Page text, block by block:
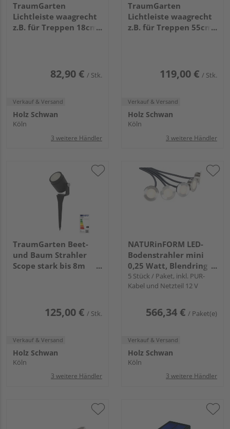
TraumGarten
Lichtleiste waagrecht
z.B. für Treppen 18cm
82,90 € / Stk.
Verkauf & Versand
Holz Schwan
Köln
3 weitere Händler
TraumGarten
Lichtleiste waagrecht
z.B. für Treppen 55cm
119,00 € / Stk.
Verkauf & Versand
Holz Schwan
Köln
3 weitere Händler
TraumGarten Beet-
und Baum Strahler
Scope stark bis 8m
125,00 € / Stk.
Verkauf & Versand
Holz Schwan
Köln
3 weitere Händler
NATURinFORM LED-
Bodenstrahler mini
0,25 Watt, Blendring
V4A Edelstahl
5 Stück / Paket, inkl. PUR-
Kabel und Netzteil 12 V
566,34 € / Paket(e)
Verkauf & Versand
Holz Schwan
Köln
3 weitere Händler